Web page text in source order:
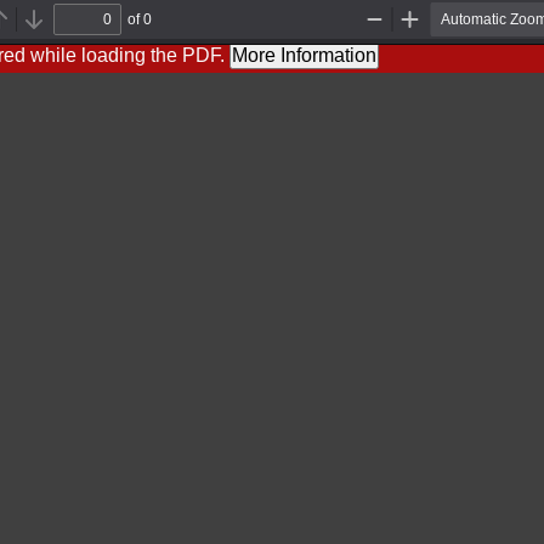
Previous
Next
of 0
Out
while loading the PDF. More Information